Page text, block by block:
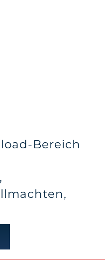
Bereich